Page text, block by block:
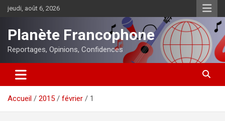
Aller
au
jeudi, août 6, 2026
Planète Francophone
Reportages, Opinions, Confidences
Accueil 2015 février 1